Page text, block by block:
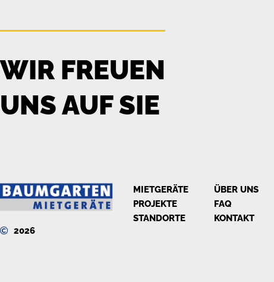
WIR FREUEN
UNS AUF SIE
2026
MIETGERÄTE
PROJEKTE
STANDORTE
ÜBER UNS
FAQ
KONTAKT